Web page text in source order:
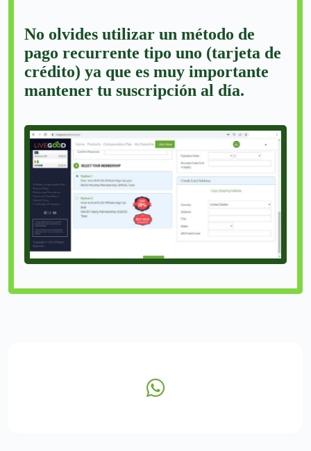
No olvides utilizar un método de
pago recurrente tipo uno (tarjeta de
crédito) ya que es muy importante
mantener tu suscripción al día.